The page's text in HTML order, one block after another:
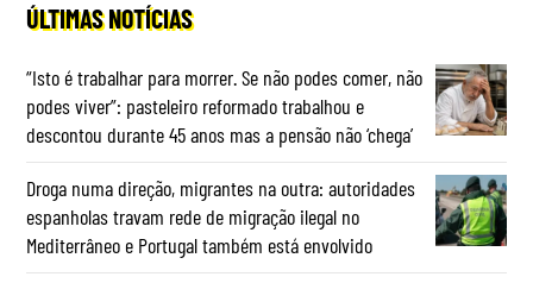
ÚLTIMAS NOTÍCIAS
“Isto é trabalhar para morrer. Se não podes comer, não
podes viver”: pasteleiro reformado trabalhou e
descontou durante 45 anos mas a pensão não ‘chega’
Droga numa direção, migrantes na outra: autoridades
espanholas travam rede de migração ilegal no
Mediterrâneo e Portugal também está envolvido